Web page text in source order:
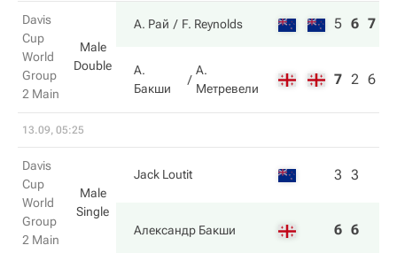
Davis
Cup
World
Group
2 Main
Male
Double
А. Рай F. Reynolds 5 6 7
А.
Бакши
А.
Метревели
7 2 6
13.09, 05:25
Davis
Cup
World
Group
2 Main
Male
Single
Jack Loutit 3 3
Александр Бакши 6 6